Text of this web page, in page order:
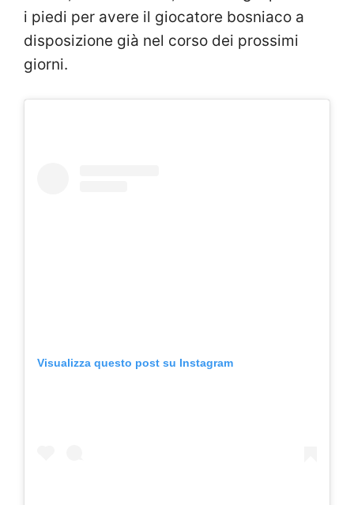
i piedi per avere il giocatore bosniaco a
disposizione già nel corso dei prossimi
giorni.
Visualizza questo post su Instagram